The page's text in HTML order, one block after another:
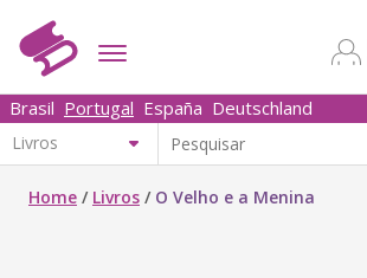
Brasil Portugal España Deutschland
Home / Livros / O Velho e a Menina